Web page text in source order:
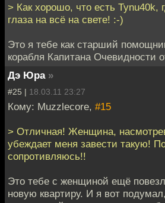
> Как хорошо, что есть Tynu40k,
глаза на всё на свете! :-)
Это я тебе как старший
корабля Капитана Очевидности
Дэ Юра »
#25 | 18.03.11 23:27
Кому: Muzzlecore, #15
> Отличная! Женщина,
убеждает меня завести такую!
сопротивляюсь!!
Это тебе с женщиной ещё
новую квартиру. И я вот